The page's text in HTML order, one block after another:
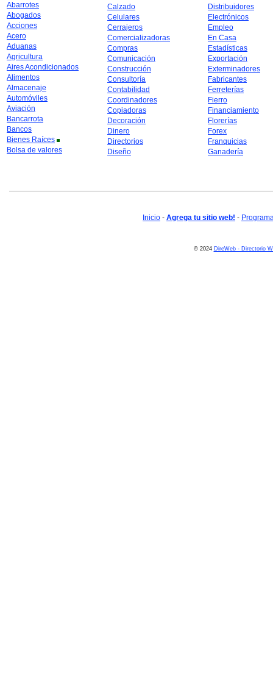
Abarrotes
Abogados
Acciones
Acero
Aduanas
Agricultura
Aires Acondicionados
Alimentos
Almacenaje
Automóviles
Aviación
Bancarrota
Bancos
Bienes Raíces
Bolsa de valores
Calzado
Celulares
Cerrajeros
Comercializadoras
Compras
Comunicación
Construcción
Consultoría
Contabilidad
Coordinadores
Copiadoras
Decoración
Dinero
Directorios
Diseño
Distribuidores
Electrónicos
Empleo
En Casa
Estadísticas
Exportación
Exterminadores
Fabricantes
Ferreterías
Fierro
Financiamiento
Florerías
Forex
Franquicias
Ganadería
Inicio - Agrega tu sitio web! -
© 2024 DireWeb - Directorio